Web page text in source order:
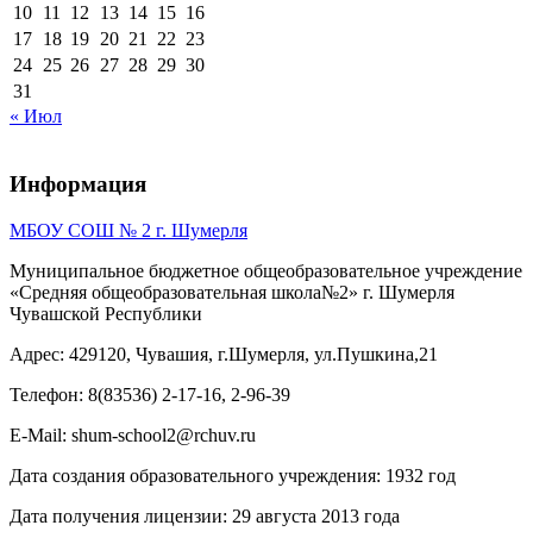
10 11 12 13 14 15 16
17 18 19 20 21 22 23
24 25 26 27 28 29 30
31
« Июл
Информация
МБОУ СОШ № 2 г. Шумерля
Муниципальное бюджетное общеобразовательное учреждение
«Средняя общеобразовательная школа№2» г. Шумерля
Чувашской Республики
Адрес: 429120, Чувашия, г.Шумерля, ул.Пушкина,21
Телефон: 8(83536) 2-17-16, 2-96-39
E-Mail: shum-school2@rchuv.ru
Дата создания образовательного учреждения: 1932 год
Дата получения лицензии: 29 августа 2013 года